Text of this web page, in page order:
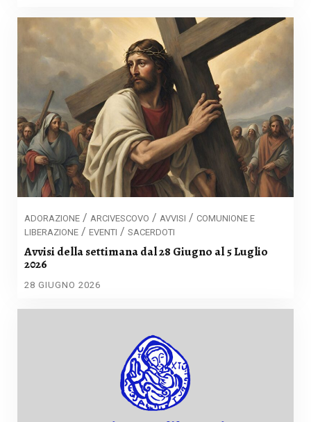
ADORAZIONE / ARCIVESCOVO / AVVISI / COMUNIONE E
LIBERAZIONE / EVENTI / SACERDOTI
Avvisi della settimana dal 28 Giugno al 5 Luglio
2026
28 GIUGNO 2026